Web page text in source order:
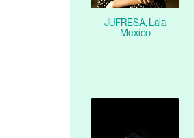
JUFRESA, Laia
Mexico